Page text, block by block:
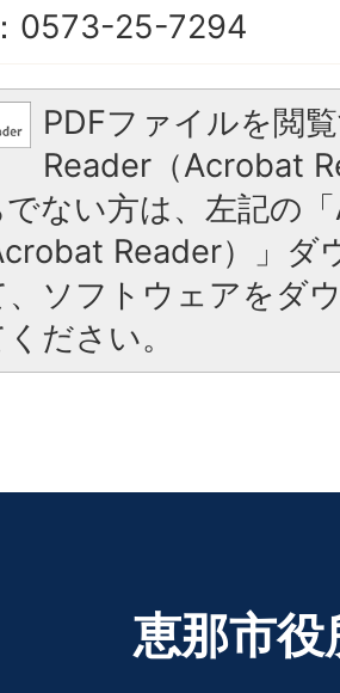
0573-25-7294
PDFファイルを閲
Reader（Acrobat
ない方は、左記の
Reader）」ダ
、ソフトウェアをダ
ださい。
恵那市役